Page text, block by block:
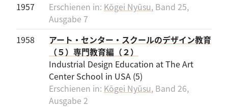
1957 Erschienen in: Kōgei Nyūsu, Band 25,
Ausgabe 7
1958
アート・センター・スクールのデザイン教育
（５）専門教育編（２）
Industrial Design Education at The Art
Center School in USA (5)
Erschienen in: Kōgei Nyūsu, Band 26,
Ausgabe 2